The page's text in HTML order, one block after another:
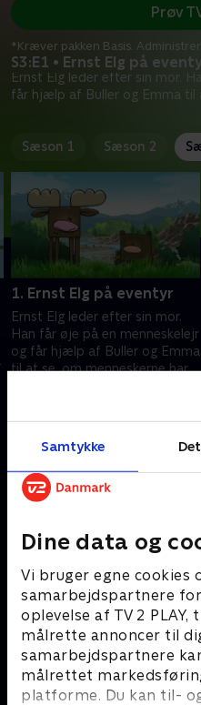
Samtykke
Dine data og
Vi bruger egne cookies
samarbejdspartnere
oplevelse af TV 2
målrette annoncer til
samarbejdspartnere
målrettet
platforme. Du kan til-
S3:E1 • Ernst Elg på
Ernst Elg leder efter sin mor.
får hjælp af Buller og Emma til
Prøv
*Kræver pakken Basis.
Sæson 1 Sæson 2
1. Ernst Elg på eventyr
Ernst Elg leder efter sin mor.
Han får øje på en menneskelejr
og får hjælp af Buller og Emma
til at se, om menneskerne har
Andre så også
Katrine undersøger
Børne-underholdning • 1